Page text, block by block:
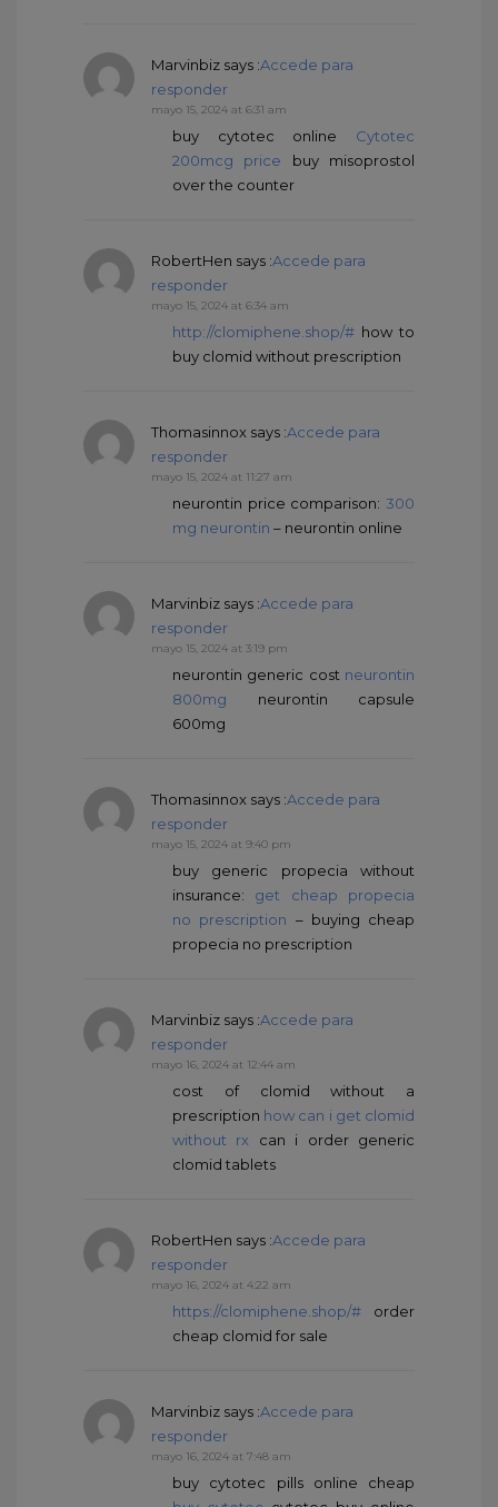
Marvinbiz says :Accede para
responder
mayo 15, 2024 at 6:31 am
buy cytotec online Cytotec
200mcg price buy misoprostol
over the counter
RobertHen says :Accede para
responder
mayo 15, 2024 at 6:34 am
http://clomiphene.shop/# how to
buy clomid without prescription
Thomasinnox says :Accede para
responder
mayo 15, 2024 at 11:27 am
neurontin price comparison: 300
mg neurontin – neurontin online
Marvinbiz says :Accede para
responder
mayo 15, 2024 at 3:19 pm
neurontin generic cost neurontin
800mg neurontin capsule
600mg
Thomasinnox says :Accede para
responder
mayo 15, 2024 at 9:40 pm
buy generic propecia without
insurance: get cheap propecia
no prescription – buying cheap
propecia no prescription
Marvinbiz says :Accede para
responder
mayo 16, 2024 at 12:44 am
cost of clomid without a
prescription how can i get clomid
without rx can i order generic
clomid tablets
RobertHen says :Accede para
responder
mayo 16, 2024 at 4:22 am
https://clomiphene.shop/# order
cheap clomid for sale
Marvinbiz says :Accede para
responder
mayo 16, 2024 at 7:48 am
buy cytotec pills online cheap